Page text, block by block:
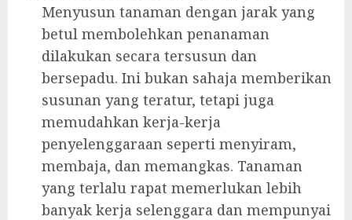
Menyusun tanaman dengan jarak yang
betul membolehkan penanaman
dilakukan secara tersusun dan
bersepadu. Ini bukan sahaja memberikan
susunan yang teratur, tetapi juga
memudahkan kerja-kerja
penyelenggaraan seperti menyiram,
membaja, dan memangkas. Tanaman
yang terlalu rapat memerlukan lebih
banyak kerja selenggara dan mempunyai